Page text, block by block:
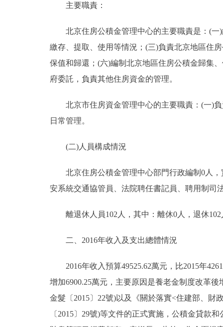
便民服務
仲介服務
政民互動
ENGLISH
ESPAÑOL
主要職責：
北京住房公積金管理中心的主要職責是：(一)
繳存、提取、使用等情況；(三)負責北京地區住
保值和歸還；(六)編制北京地區住房公積金歸集
府委託，負責其他住房資金的管理。
北京市住房資金管理中心的主要職責：(一)負
日常管理。
(二)人員構成情況
北京住房公積金管理中心部門行政編制0人，
安系統交通協管員、法院聘任書記員、聘用制司
離退休人員102人，其中：離休0人，退休102
二、2016年收入及支出總體情況
2016年收入預算49525.62萬元，比2015年
增加6900.25萬元，主要原因是養老金制度改革
金髮〔2015〕22號)以及《關於落實<住建部、
〔2015〕29號)等文件的正式實施，公積金貸款